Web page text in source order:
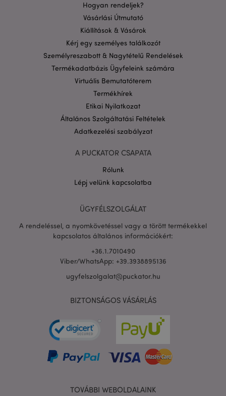
Hogyan rendeljek?
Vásárlási Útmutató
Kiállítások & Vásárok
Kérj egy személyes találkozót
Személyreszabott & Nagytételű Rendelések
Termékadatbázis Ügyfeleink számára
Virtuális Bemutatóterem
Termékhírek
Etikai Nyilatkozat
Általános Szolgáltatási Feltételek
Adatkezelési szabályzat
A PUCKATOR CSAPATA
Rólunk
Lépj velünk kapcsolatba
ÜGYFÉLSZOLGÁLAT
A rendeléssel, a nyomkövetéssel vagy a törött termékekkel
kapcsolatos általános információkért:
+36.1.7010490
Viber/WhatsApp: +39.3938895136
ugyfelszolgalat@puckator.hu
BIZTONSÁGOS VÁSÁRLÁS
TOVÁBBI WEBOLDALAINK
Elengedhetetlenül szükséges
A weboldal működéséhez feltétlenül szükséges sütik
lehetővé teszik a webhely alapvető funkcióit,
például a felhasználói bejelentkezést és a
fiókkezelést. A weboldal nem használható
CookieScriptConsent
.puckator.hu
X-Magento-Vary
Google
adatvédelmi szabályzatát